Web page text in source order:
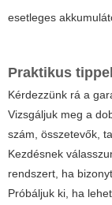
esetleges
Praktikus
Kérdezzünk rá a
Vizsgáljuk meg a
szám, összetevők,
Kezdésnek
rendszert, ha
Próbáljuk ki, ha